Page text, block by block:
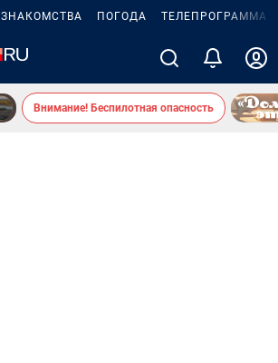
ЗНАКОМСТВА ПОГОДА ТЕЛЕПРОГРАММА
Внимание! Беспилотная опасность